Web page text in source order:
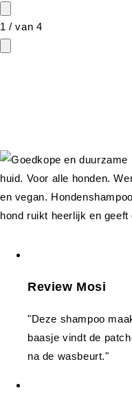
1 /van 4
Review Mosi
"Deze shampoo
baasje vindt de
na de wasbeurt."